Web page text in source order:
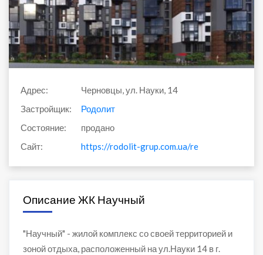
Адрес:
Черновцы, ул. Науки, 14
Застройщик:
Родолит
Состояние:
продано
Сайт:
https://rodolit-grup.com.ua/residential-
Описание ЖК Научный
"Научный" - жилой комплекс со своей территорией и
зоной отдыха, расположенный на ул.Науки 14 в г.